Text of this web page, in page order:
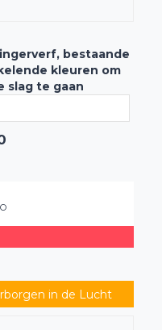
bestaande
kleuren om
slag te gaan
in de Lucht